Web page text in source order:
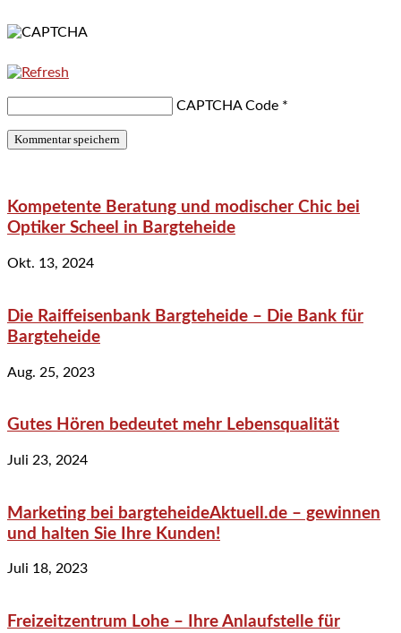
CAPTCHA Code *
Kompetente Beratung und modischer Chic bei
Optiker Scheel in Bargteheide
Okt. 13, 2024
Die Raiffeisenbank Bargteheide – Die Bank für
Bargteheide
Aug. 25, 2023
Gutes Hören bedeutet mehr Lebensqualität
Juli 23, 2024
Marketing bei bargteheideAktuell.de – gewinnen
und halten Sie Ihre Kunden!
Juli 18, 2023
Freizeitzentrum Lohe – Ihre Anlaufstelle für